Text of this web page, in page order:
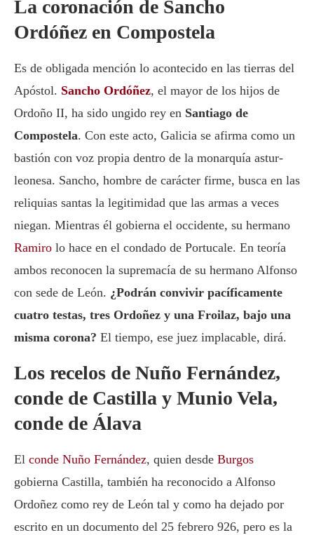
La coronación de Sancho
Ordóñez en Compostela
Es de obligada mención lo acontecido en las tierras del
Apóstol. Sancho Ordóñez, el mayor de los hijos de
Ordoño II, ha sido ungido rey en Santiago de
Compostela. Con este acto, Galicia se afirma como un
bastión con voz propia dentro de la monarquía astur-
leonesa. Sancho, hombre de carácter firme, busca en las
reliquias santas la legitimidad que las armas a veces
niegan. Mientras él gobierna el occidente, su hermano
Ramiro lo hace en el condado de Portucale. En teoría
ambos reconocen la supremacía de su hermano Alfonso
con sede de León. ¿Podrán convivir pacíficamente
cuatro testas, tres Ordoñez y una Froilaz, bajo una
misma corona? El tiempo, ese juez implacable, dirá.
Los recelos de Nuño Fernández,
conde de Castilla y Munio Vela,
conde de Álava
El conde Nuño Fernández, quien desde Burgos
gobierna Castilla, también ha reconocido a Alfonso
Ordoñez como rey de León tal y como ha dejado por
escrito en un documento del 25 febrero 926, pero es la